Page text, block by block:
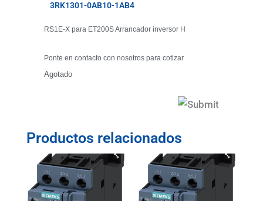
3RK1301-0AB10-1AB4
RS1E-X para ET200S Arrancador inversor H
Ponte en contacto con nosotros para cotizar
Agotado
Productos relacionados